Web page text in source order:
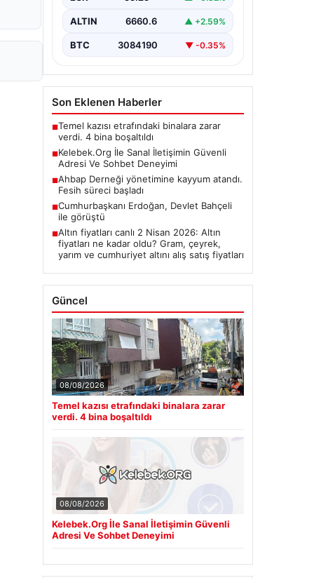
ALTIN 6660.6 ▲ +2.59%
BTC 3084190 ▼ -0.35%
Son Eklenen Haberler
■Temel kazısı etrafındaki binalara zarar
verdi. 4 bina boşaltıldı
■Kelebek.Org İle Sanal İletişimin Güvenli
Adresi Ve Sohbet Deneyimi
■Ahbap Derneği yönetimine kayyum atandı.
Fesih süreci başladı
■Cumhurbaşkanı Erdoğan, Devlet Bahçeli
ile görüştü
■Altın fiyatları canlı 2 Nisan 2026: Altın
fiyatları ne kadar oldu? Gram, çeyrek,
yarım ve cumhuriyet altını alış satış fiyatları
Güncel
08/08/2026
Temel kazısı etrafındaki binalara zarar
verdi. 4 bina boşaltıldı
08/08/2026
Kelebek.Org İle Sanal İletişimin Güvenli
Adresi Ve Sohbet Deneyimi